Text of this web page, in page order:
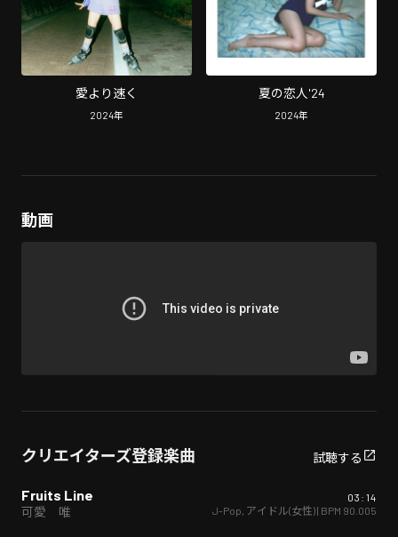
愛より速く
2024年
夏の恋人'24
2024年
動画
クリエイターズ登録楽曲 試聴する
Fruits Line
可愛 唯
03:14
J-Pop アイドル(女性)| BPM 90.005